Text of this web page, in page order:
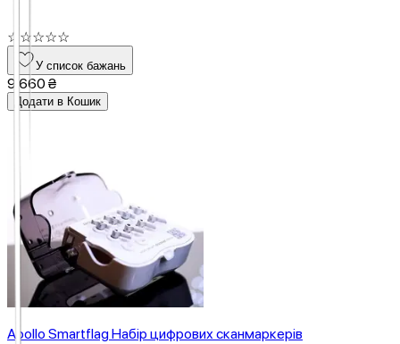
☆ ☆☆☆☆
У список бажань
9 660 ₴
Додати в Кошик
Apollo Smartflag Набір цифрових сканмаркерів